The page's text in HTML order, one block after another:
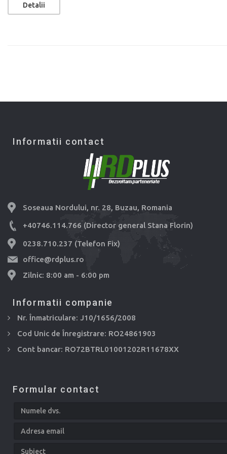
Detalii
Informatii contact
Soseaua Nordului, nr. 28, Buzau, Romania
+40746.114.766 (Director general Stana Florin)
0238.710.237 (Telefon Fix)
office@rdplus.ro
Zilnic: 8:00 am - 6:00 pm
Informatii companie
Nr. Înmatriculare: J10/1656/2008
Cod Unic de Înregistrare: RO24861903
Cont bancar: RO72BTRL01001202R11678XX
Formular contact